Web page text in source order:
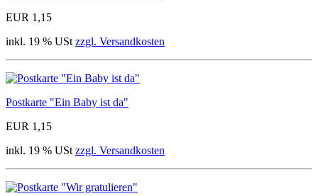
EUR 1,15
inkl. 19 % USt zzgl. Versandkosten
Postkarte "Ein Baby ist da"
EUR 1,15
inkl. 19 % USt zzgl. Versandkosten